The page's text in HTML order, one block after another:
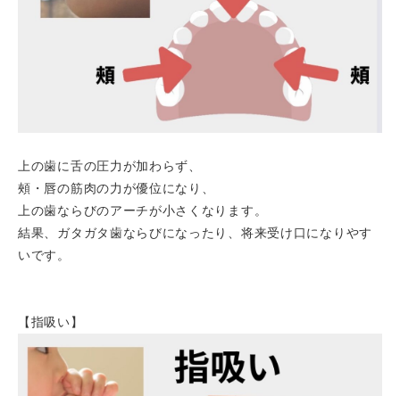
上の歯に舌の圧力が加わらず、
頰・唇の筋肉の力が優位になり、
上の歯ならびのアーチが小さくなります。
結果、ガタガタ歯ならびになったり、将来受け口になりやす
いです。
【指吸い】